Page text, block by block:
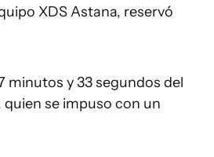
XDS Astana, reservó
minutos y 33 segundos del
se impuso con un